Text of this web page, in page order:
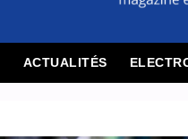
ACTUALITÉS